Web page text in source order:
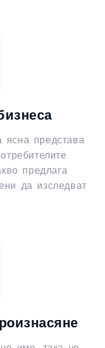
представа
предлага
да изследват